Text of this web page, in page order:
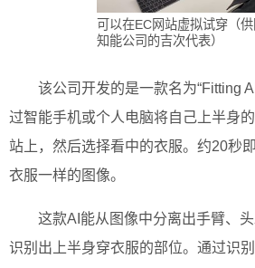
可以在EC网站虚拟试穿（
知能公司的吉次代表）
该公司开发的是一款名为“Fitting
过智能手机或个人电脑将自己上半身
站上，然后选择看中的衣服。约20秒
衣服一样的图像。
这款AI能从图像中分离出手臂、
识别出上半身穿衣服的部位。通过识